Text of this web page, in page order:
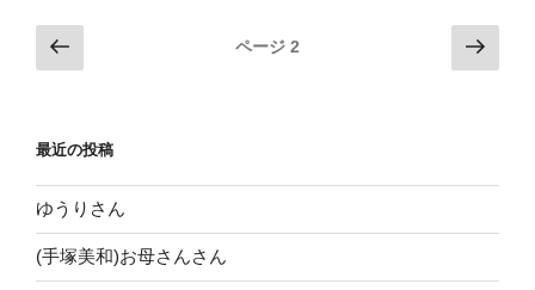
投
稿
ビ
ー
シ
ョ
の
ジ
ページ 2
次
の
最近の投稿
ゆうりさん
(手塚美和)お母さんさん